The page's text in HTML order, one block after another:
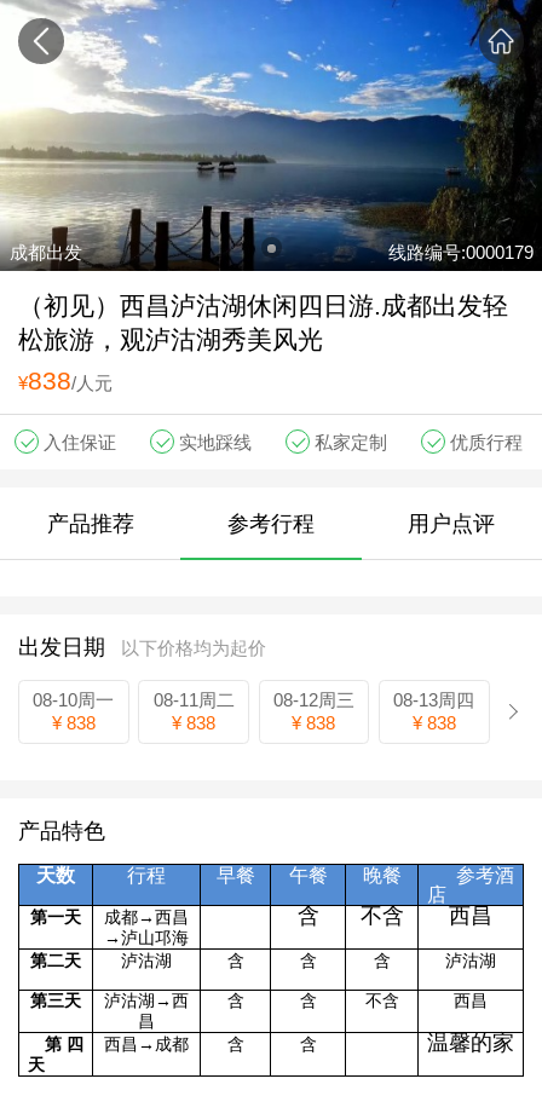
成都出发 线路编号:0000179
（初见）西昌泸沽湖休闲四日游.成都出发轻
松旅游，观泸沽湖秀美风光
¥838/人元
入住保证 实地踩线 私家定制 优质行程
产品推荐 参考行程 用户点评
出发日期 以下价格均为起价
08-10周一
¥ 838
08-11周二
¥ 838
08-12周三
¥ 838
08-13周四
¥ 838
产品特色
天数 行程 早餐 午餐 晚餐
参考酒
店
第一天
成都→西昌
→泸山邛海
含 不含 西昌
第二天 泸沽湖 含 含 含 泸沽湖
第三天
泸沽湖→西
昌
含 含 不含 西昌
第四
天
西昌→成都 含 含 温馨的家